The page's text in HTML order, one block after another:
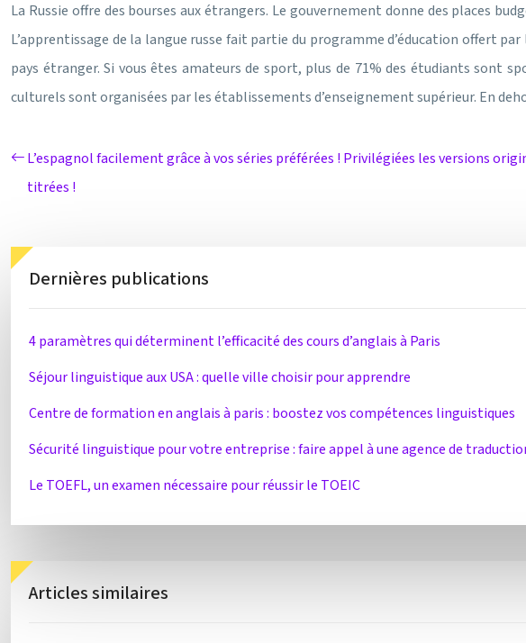
La Russie offre des bourses aux étrangers. Le gouvernement donne des places
L’apprentissage de la langue russe fait partie du programme d’éducation offert
pays étranger. Si vous êtes amateurs de sport, plus de 71% des étudiants sont
culturels sont organisées par les établissements d’enseignement supérieur. En
L’espagnol facilement grâce à vos séries préférées ! Privilégiées les versions
titrées !
Dernières publications
4 paramètres qui déterminent l’efficacité des cours d’anglais à Paris
Séjour linguistique aux USA : quelle ville choisir pour apprendre
Centre de formation en anglais à paris : boostez vos compétences linguistiques
Sécurité linguistique pour votre entreprise : faire appel à une agence de
Le TOEFL, un examen nécessaire pour réussir le TOEIC
Articles similaires